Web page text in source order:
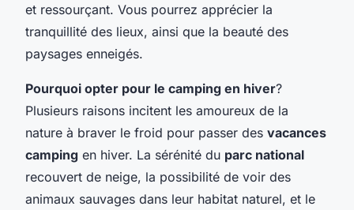
et ressourçant. Vous pourrez apprécier la
tranquillité des lieux, ainsi que la beauté des
paysages enneigés.
Pourquoi opter pour le camping en hiver?
Plusieurs raisons incitent les amoureux de la
nature à braver le froid pour passer des vacances
camping en hiver. La sérénité du parc national
recouvert de neige, la possibilité de voir des
animaux sauvages dans leur habitat naturel, et le